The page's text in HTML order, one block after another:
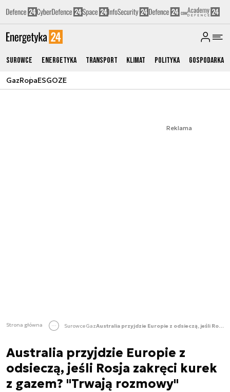
Surowce Energetyka Transport Klimat Polityka Gospodarka
GazRopaESGOZE
Reklama
Strona główna SurowceGaz Australia przyjdzie Europie z odsieczą, jeśli Rosja zakręci kurek z gazem? "Trwają rozmowy"
Australia przyjdzie Europie z
odsieczą, jeśli Rosja zakręci kurek
z gazem? "Trwają rozmowy"